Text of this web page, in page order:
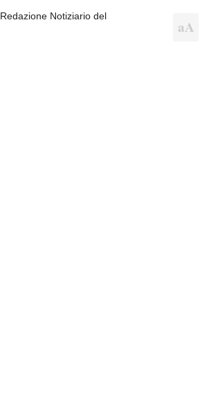
Redazione Notiziario del